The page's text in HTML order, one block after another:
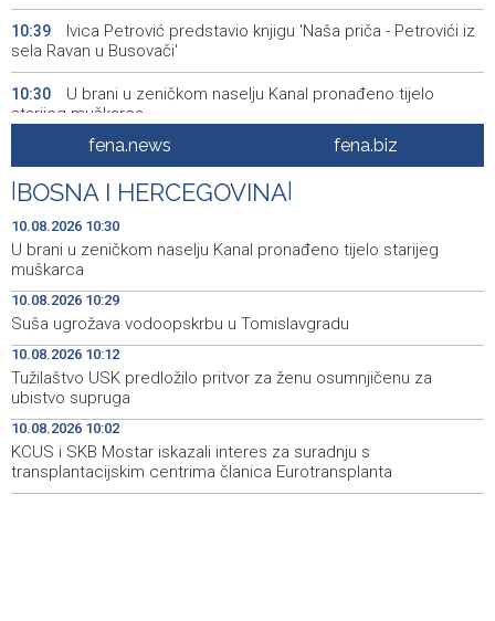
10:39
Ivica Petrović predstavio knjigu 'Naša priča - Petrovići iz
sela Ravan u Busovači'
10:30
U brani u zeničkom naselju Kanal pronađeno tijelo
starijeg muškarca
Suša ugrožava vodoopskrbu u Tomislavgradu
10:28
Počela prodaja ulaznica za SFF u glavnom Box Officeu u
BKC-u
10:12
Tužilaštvo USK predložilo pritvor za ženu osumnjičenu
10:08 Saopćenje za javnost PSS
10:02
KCUS i SKB Mostar iskazali interes za suradnju s
transplantacijskim centrima članica Eurotransplanta
09:51
Izdato narandžasto upozorenje zbog visoke
temperature zraka
fena.news fena.biz
BOSNA I HERCEGOVINA
10.08.2026 10:30
U brani u zeničkom naselju Kanal pronađeno tijelo starijeg
muškarca
10.08.2026 10:29
Suša ugrožava vodoopskrbu u Tomislavgradu
10.08.2026 10:12
Tužilaštvo USK predložilo pritvor za ženu osumnjičenu za
ubistvo supruga
10.08.2026 10:02
KCUS i SKB Mostar iskazali interes za suradnju s
transplantacijskim centrima članica Eurotransplanta